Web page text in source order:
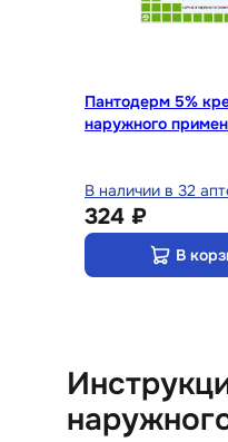
Пантодерм 5%
наружного
В наличии в 32
324 ₽
В